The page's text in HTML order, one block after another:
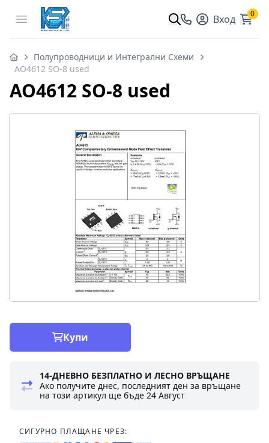
Open menu Вход 0
Полупроводници и Интегрални Схеми
AO4612 SO-8 used
AO4612 SO-8 used
Купи
14-ДНЕВНО БЕЗПЛАТНО И ЛЕСНО ВРЪЩАНЕ
Ако получите днес, последният ден за връщане
на този артикул ще бъде24 Август
СИГУРНО ПЛАЩАНЕ ЧРЕЗ: